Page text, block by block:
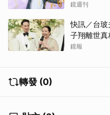
鏡週刊
快訊／台
子翔離世
鏡報
轉發 (0)